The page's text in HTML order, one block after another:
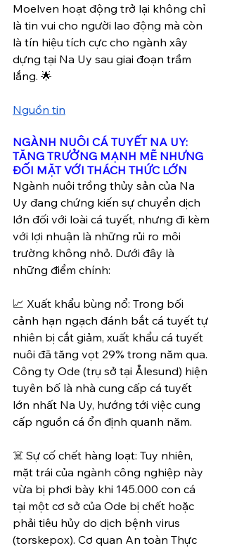
Moelven hoạt động trở lại không chỉ
là tin vui cho người lao động mà còn
là tín hiệu tích cực cho ngành xây
dựng tại Na Uy sau giai đoạn trầm
lắng. 🌟
Nguồn tin
NGÀNH NUÔI CÁ TUYẾT NA UY:
TĂNG TRƯỞNG MẠNH MẼ NHƯNG
ĐỐI MẶT VỚI THÁCH THỨC LỚN
Ngành nuôi trồng thủy sản của Na
Uy đang chứng kiến sự chuyển dịch
lớn đối với loài cá tuyết, nhưng đi kèm
với lợi nhuận là những rủi ro môi
trường không nhỏ. Dưới đây là
những điểm chính:
📈 Xuất khẩu bùng nổ: Trong bối
cảnh hạn ngạch đánh bắt cá tuyết tự
nhiên bị cắt giảm, xuất khẩu cá tuyết
nuôi đã tăng vọt 29% trong năm qua.
Công ty Ode (trụ sở tại Ålesund) hiện
tuyên bố là nhà cung cấp cá tuyết
lớn nhất Na Uy, hướng tới việc cung
cấp nguồn cá ổn định quanh năm.
☠️ Sự cố chết hàng loạt: Tuy nhiên,
mặt trái của ngành công nghiệp này
vừa bị phơi bày khi 145.000 con cá
tại một cơ sở của Ode bị chết hoặc
phải tiêu hủy do dịch bệnh virus
(torskepox). Cơ quan An toàn Thực